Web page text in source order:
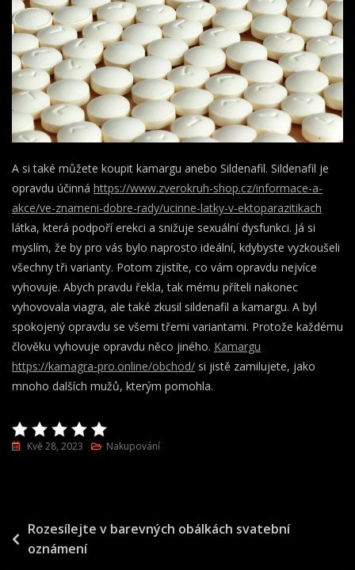
A si také můžete koupit kamargu anebo Sildenafil. Sildenafil je
opravdu účinná https://www.zverokruh-shop.cz/informace-a-
akce/ve-znameni-dobre-rady/ucinne-latky-v-ektoparazitikach
látka, která podpoří erekci a snižuje sexuální dysfunkci. Já si
myslím, že by pro vás bylo naprosto ideální, kdybyste vyzkoušeli
všechny tři varianty. Potom zjistíte, co vám opravdu nejvíce
vyhovuje. Abych pravdu řekla, tak mému příteli nakonec
vyhovovala viagra, ale také zkusil sildenafil a kamargu. A byl
spokojený opravdu se všemi třemi variantami. Protože každému
člověku vyhovuje opravdu něco jiného. Kamargu
https://kamagra-pro.online/obchod/ si jistě zamilujete, jako
mnoho dalších mužů, kterým pomohla.
Kvě 28, 2023 Nakupování
Navigace
pro
Rozesílejte v barevných obálkách svatební
oznámení